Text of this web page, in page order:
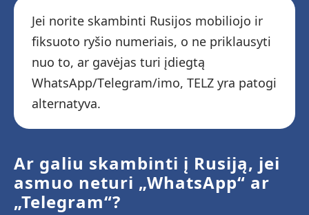
Jei norite skambinti Rusijos mobiliojo ir
fiksuoto ryšio numeriais, o ne priklausyti
nuo to, ar gavėjas turi įdiegtą
WhatsApp/Telegram/imo, TELZ yra patogi
alternatyva.
Ar galiu skambinti į Rusiją, jei
asmuo neturi „WhatsApp“ ar
„Telegram“?